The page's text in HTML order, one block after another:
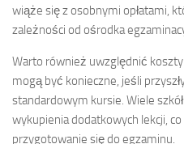
wiąże się z osobnymi opłatami,
zależności od ośrodka
Warto również uwzględnić
mogą być konieczne, jeśli
standardowym kursie. Wiele
wykupienia dodatkowych lekcji,
przygotowanie się do egzaminu.